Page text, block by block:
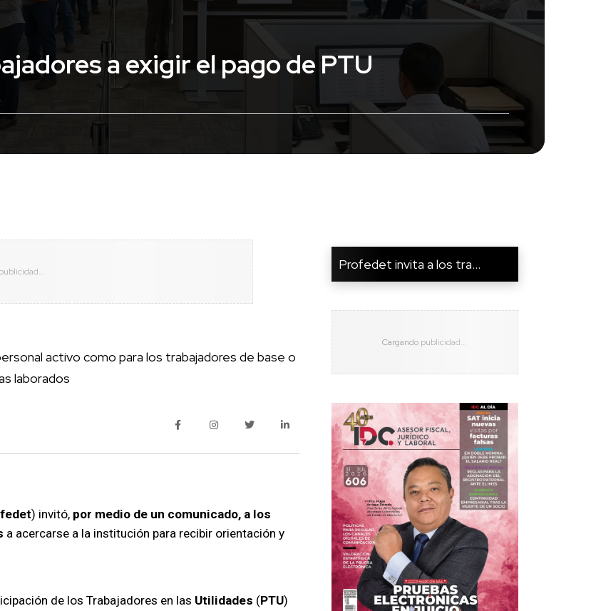
a exigir el pago de PTU
activo como para los trabajadores de base o
laborados
) invitó, por medio de un comunicado, a los
a acercarse a la institución para recibir orientación y
de los Trabajadores en las Utilidades (PTU)
Profedet invita a los tra...